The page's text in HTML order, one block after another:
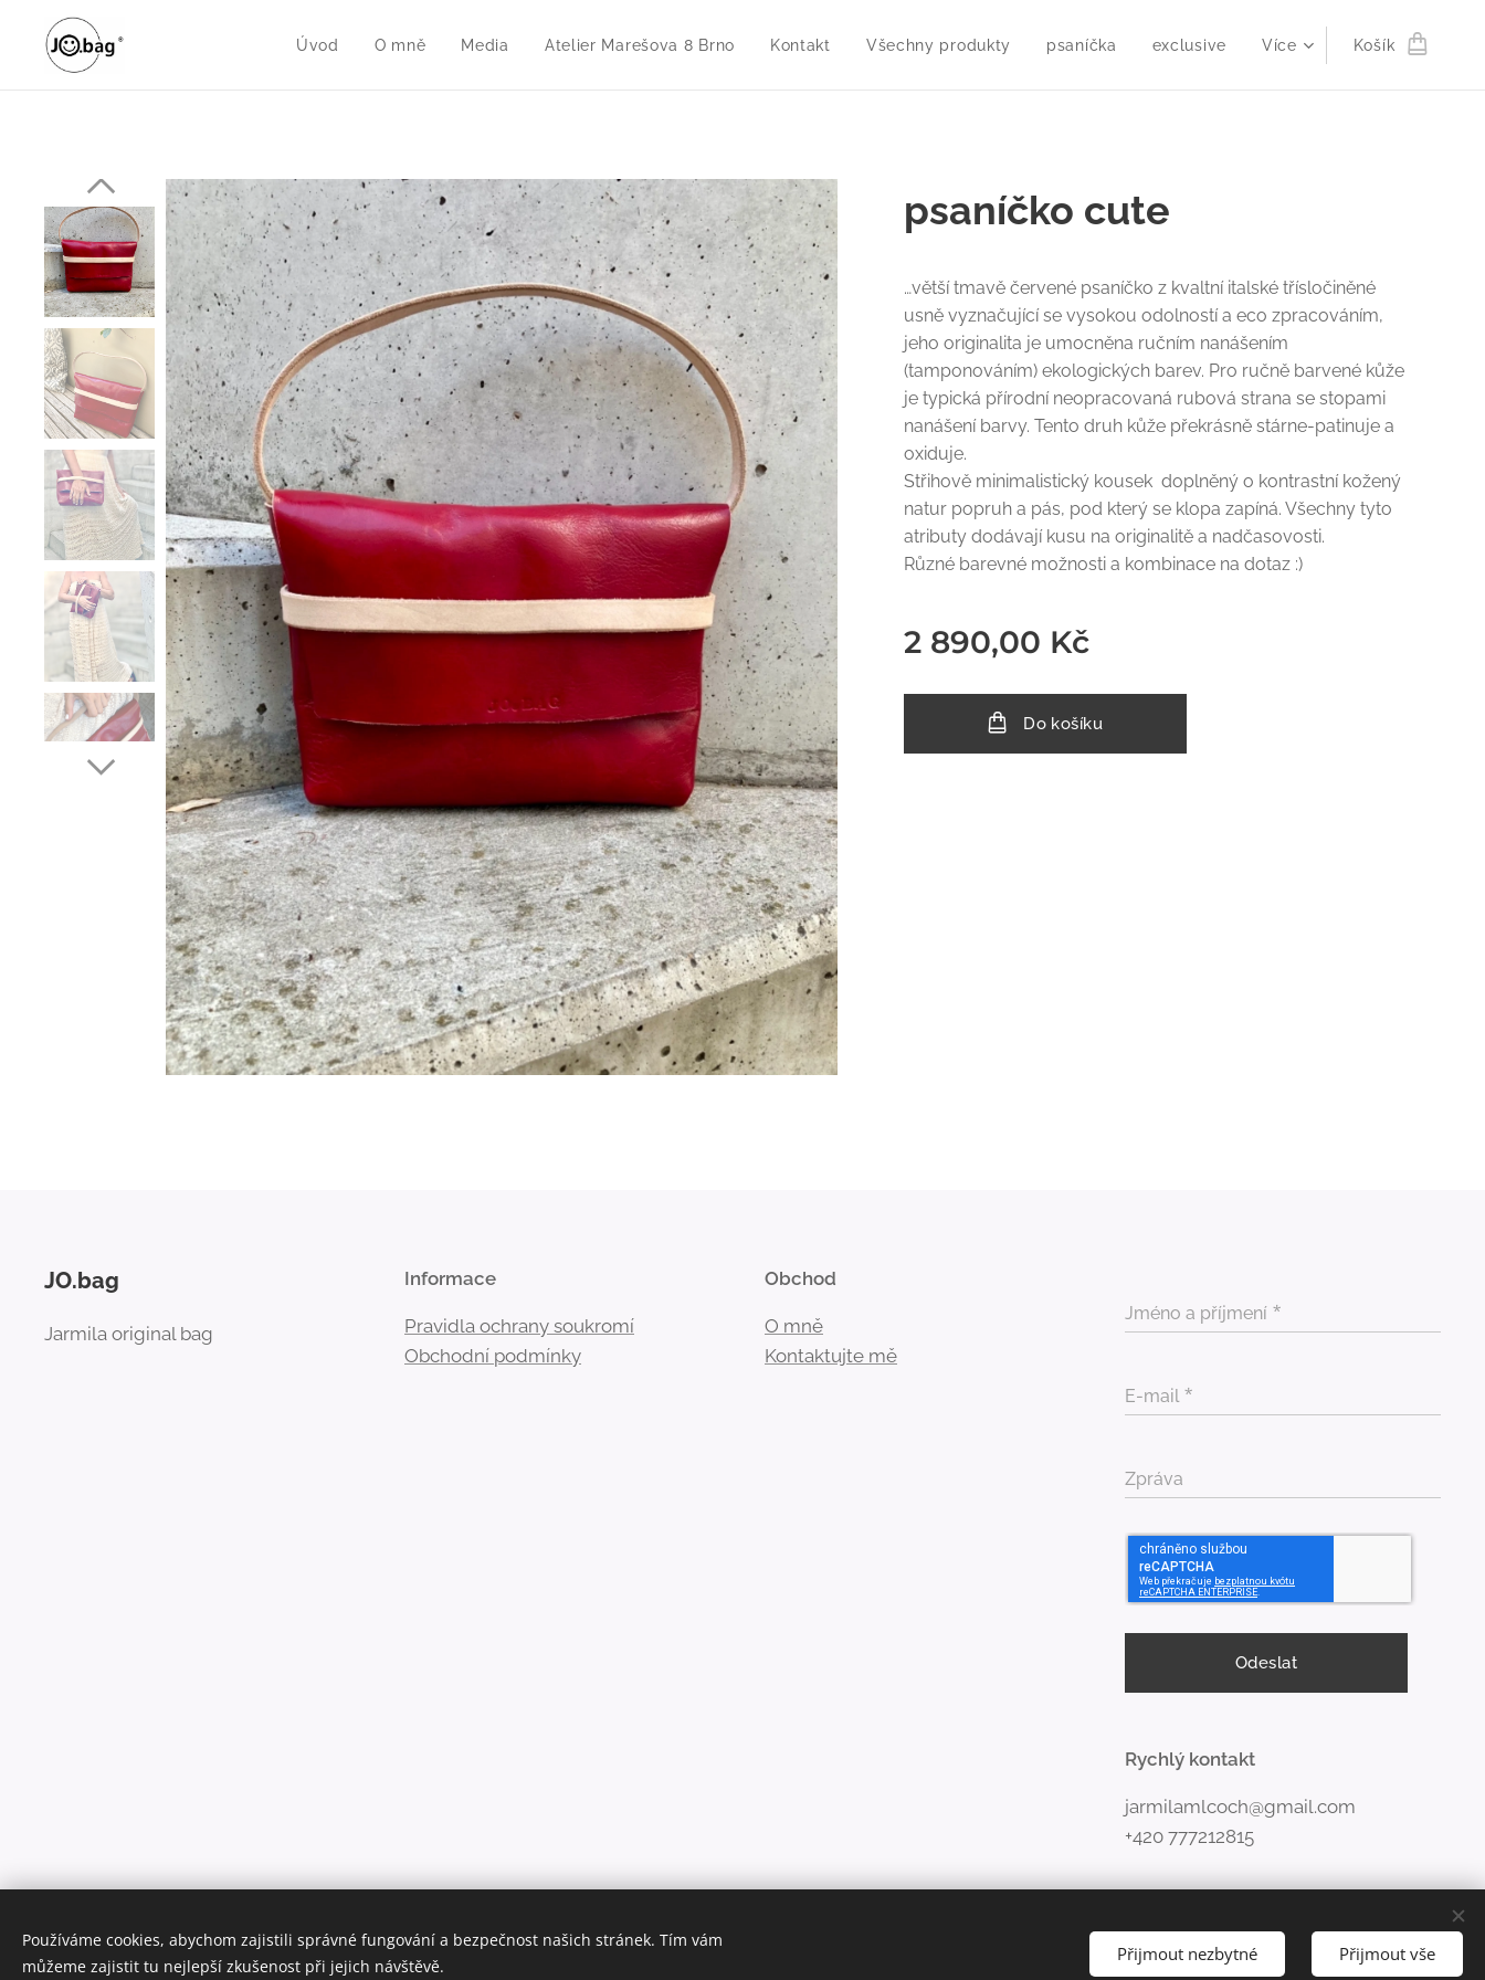
Úvod O mně Media Atelier Marešova 8 Brno Kontakt Všechny produkty psaníčka exclusive Více Košík
psaníčko cute
…větší tmavě červené psaníčko z kvaltní italské třísločiněné
usně vyznačující se vysokou odolností a eco zpracováním,
jeho originalita je umocněna ručním nanášením
(tamponováním) ekologických barev. Pro ručně barvené kůže
je typická přírodní neopracovaná rubová strana se stopami
nanášení barvy. Tento druh kůže překrásně stárne-patinuje a
oxiduje.
Střihově minimalistický kousek doplněný o kontrastní kožený
natur popruh a pás, pod který se klopa zapíná. Všechny tyto
atributy dodávají kusu na originalitě a nadčasovosti.
Různé barevné možnosti a kombinace na dotaz :)
2 890,00 Kč
Do košíku
JO.bag
Jarmila original bag
Informace
Pravidla ochrany soukromí
Obchodní podmínky
Obchod
O mně
Kontaktujte mě
Jméno a příjmení
E-mail
Zpráva
Odeslat
Rychlý kontakt
jarmilamlcoch@gmail.com
+420 777212815
Používáme cookies, abychom zajistili správné fungování a bezpečnost našich stránek. Tím vám
můžeme zajistit tu nejlepší zkušenost při jejich návštěvě.
Přijmout nezbytné Přijmout vše